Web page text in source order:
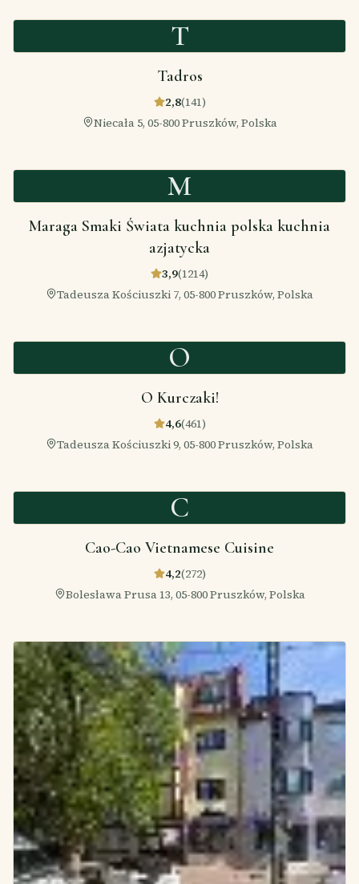
T
Tadros
2,8(141)
Niecała 5, 05-800 Pruszków, Polska
M
Maraga Smaki Świata kuchnia polska kuchnia
azjatycka
3,9(1214)
Tadeusza Kościuszki 7, 05-800 Pruszków, Polska
O
O Kurczaki!
4,6(461)
Tadeusza Kościuszki 9, 05-800 Pruszków, Polska
C
Cao-Cao Vietnamese Cuisine
4,2(272)
Bolesława Prusa 13, 05-800 Pruszków, Polska